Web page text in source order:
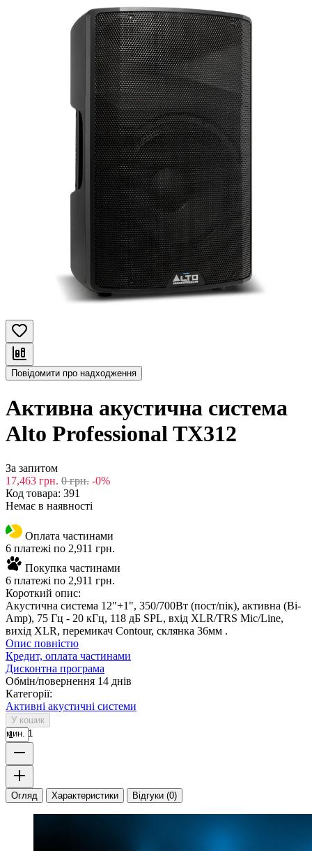
Повідомити про надходження
Активна акустична система
Alto Professional TX312
За запитом
17,463 грн. 0 грн. -0%
Код товара: 391
Немає в наявності
Оплата частинами
6 платежі по 2,911 грн.
Покупка частинами
6 платежі по 2,911 грн.
Короткий опис:
Акустична система 12"+1", 350/700Вт (пост/пік), активна (Bi-
Amp), 75 Гц - 20 кГц, 118 дБ SPL, вхід XLR/TRS Mic/Line,
вихід XLR, перемикач Contour, склянка 36мм .
Опис повністю
Кредит, оплата частинами
Дисконтна програма
Обмін/повернення 14 днів
Категорії:
Активні акустичні системи
У кошик
мин. 1
Огляд Характеристики Відгуки (0)